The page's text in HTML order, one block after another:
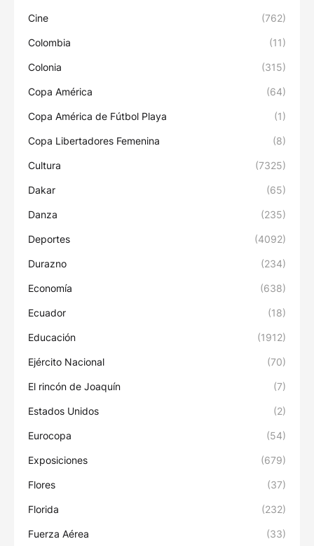
Cine (762)
Colombia (11)
Colonia (315)
Copa América (64)
Copa América de Fútbol Playa (1)
Copa Libertadores Femenina (8)
Cultura (7325)
Dakar (65)
Danza (235)
Deportes (4092)
Durazno (234)
Economía (638)
Ecuador (18)
Educación (1912)
Ejército Nacional (70)
El rincón de Joaquín (7)
Estados Unidos (2)
Eurocopa (54)
Exposiciones (679)
Flores (37)
Florida (232)
Fuerza Aérea (33)